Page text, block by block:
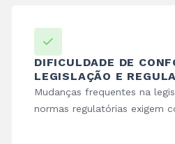
DIFICULDADE DE
LEGISLAÇÃO E
Mudanças frequentes na
normas regulatórias exigem